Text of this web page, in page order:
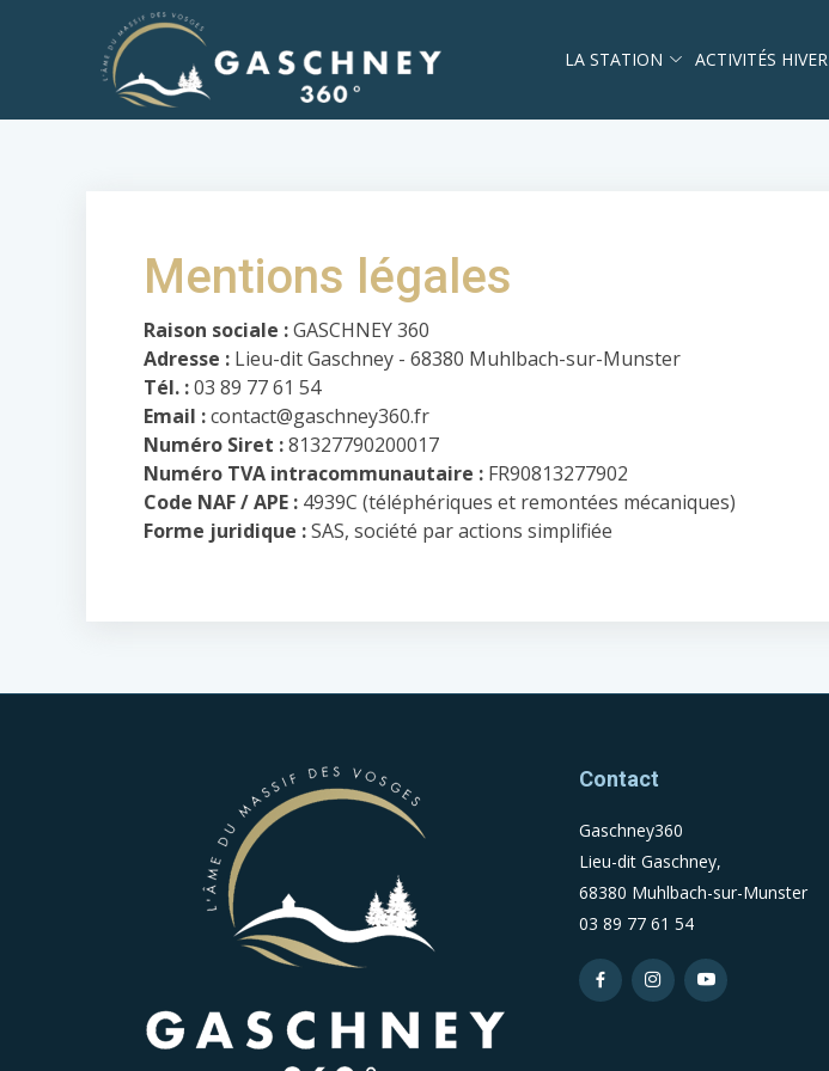
LA STATION ACTIVITÉS HIVER
Mentions légales
Raison sociale :GASCHNEY 360
Adresse : Lieu-dit Gaschney - 68380 Muhlbach-sur-Munster
Tél. :03 89 77 61 54
Email :contact@gaschney360.fr
Numéro Siret :81327790200017
Numéro TVA intracommunautaire : FR90813277902
Code NAF / APE : 4939C (téléphériques et remontées mécaniques)
Forme juridique :SAS, société par actions simplifiée
Contact
Gaschney360
Lieu-dit Gaschney,
68380 Muhlbach-sur-Munster
03 89 77 61 54